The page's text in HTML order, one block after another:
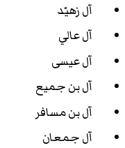
آل زهيّد
آل عالي
آل عيسى
آل بن جميع
آل بن مسافر
آل جمعان